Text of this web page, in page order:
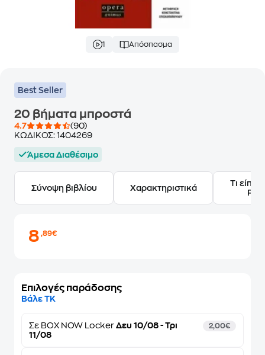
1 Απόσπασμα
Best Seller
20 βήματα μπροστά
4.7
(90)
ΚΩΔΙΚΟΣ: 1404269
Άμεσα Διαθέσιμο
Σύνοψη βιβλίου Χαρακτηριστικά
Τι
8,89€
Επιλογές παράδοσης
Βάλε ΤΚ
Σε BOX NOW Locker Δευ 10/08 - Τρι
11/08
2,00€